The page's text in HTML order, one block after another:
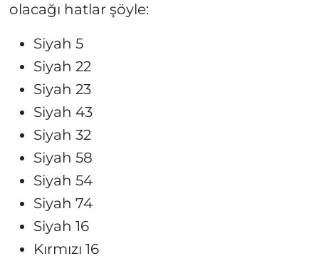
olacağı hatlar şöyle:
Siyah 5
Siyah 22
Siyah 23
Siyah 43
Siyah 32
Siyah 58
Siyah 54
Siyah 74
Siyah 16
Kırmızı 16